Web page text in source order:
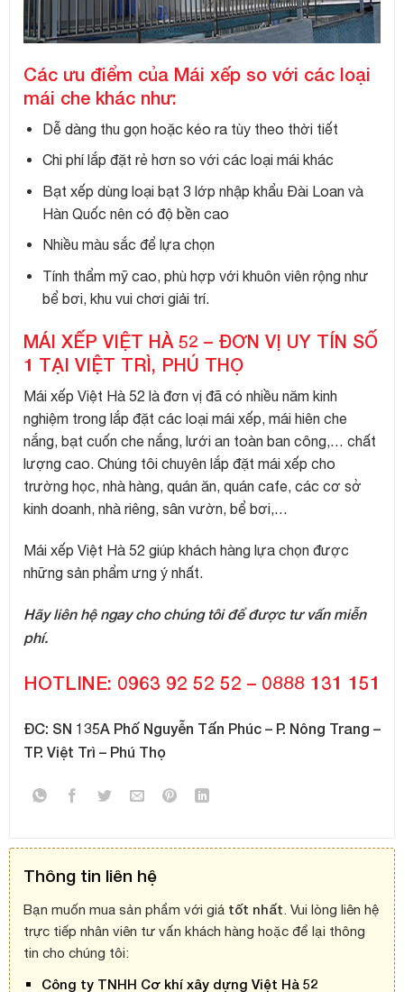
Các ưu điểm của Mái xếp so với các loại
mái che khác như:
Dễ dàng thu gọn hoặc kéo ra tùy theo thời tiết
Chi phí lắp đặt rẻ hơn so với các loại mái khác
Bạt xếp dùng loại bạt 3 lớp nhập khẩu Đài Loan và
Hàn Quốc nên có độ bền cao
Nhiều màu sắc để lựa chọn
Tính thẩm mỹ cao, phù hợp với khuôn viên rộng như
bể bơi, khu vui chơi giải trí.
MÁI XẾP VIỆT HÀ 52 – ĐƠN VỊ UY TÍN SỐ
1 TẠI VIỆT TRÌ, PHÚ THỌ
Mái xếp Việt Hà 52 là đơn vị đã có nhiều năm kinh
nghiệm trong lắp đặt các loại mái xếp, mái hiên che
nắng, bạt cuốn che nắng, lưới an toàn ban công,… chất
lượng cao. Chúng tôi chuyên lắp đặt mái xếp cho
trường học, nhà hàng, quán ăn, quán cafe, các cơ sở
kinh doanh, nhà riêng, sân vườn, bể bơi,…
Mái xếp Việt Hà 52 giúp khách hàng lựa chọn được
những sản phẩm ưng ý nhất.
Hãy liên hệ ngay cho chúng tôi để được tư vấn miễn
phí.
HOTLINE: 0963 92 52 52 – 0888 131 151
ĐC: SN 135A Phố Nguyễn Tấn Phúc – P. Nông Trang –
TP. Việt Trì – Phú Thọ
Thông tin liên hệ
Bạn muốn mua sản phẩm với giá tốt nhất. Vui lòng liên hệ
trực tiếp nhân viên tư vấn khách hàng hoặc để lại thông
tin cho chúng tôi:
Công ty TNHH Cơ khí xây dựng Việt Hà 52